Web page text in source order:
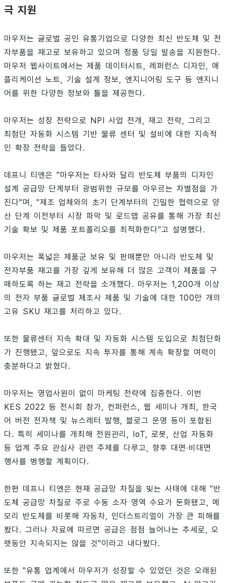
극 지원
마우저는 글로벌 공인 유통기업으로 다양한 최신 반도체 및 전
자부품을 재고로 보유하고 있으며 정품 당일 발송을 지원한다.
마우저 웹사이트에서는 제품 데이터시트, 레퍼런스 디자인, 애
플리케이션 노트, 기술 설계 정보, 엔지니어링 도구 등 엔지니
어를 위한 다양한 정보와 툴을 제공한다.
마우저는 성장 전략으로 NPI 사업 전개, 재고 전략, 그리고
최첨단 자동화 시스템 기반 물류 센터 및 설비에 대한 지속적
인 확장 전략을 들었다.
데프니 티엔은 "마우저는 타사와 달리 반도체 부품의 디자인
설계 공급망 단계부터 광범위한 규모를 아우르는 차별점을 가
진다"며, "제조 업체와의 초기 단계부터의 긴밀한 협력으로 양
산 단계 이전부터 시장 파악 및 로드맵 공유를 통해 가장 최신
기술 확보 및 제품 포트폴리오를 최적화한다"고 설명했다.
마우저는 폭넓은 제품군 보유 및 판매뿐만 아니라 반도체 및
전자부품 재고를 가장 깊게 보유해 더 많은 고객이 제품을 구
매하도록 하는 재고 전략을 소개했다. 마우저는 1,200개 이상
의 전자 부품 글로벌 제조사 제품 및 기술에 대한 100만 개의
고유 SKU 재고를 처리하고 있다.
또한 물류센터 지속 확대 및 자동화 시스템 도입으로 최첨단화
가 진행됐고, 앞으로도 지속 투자를 통해 계속 확장할 여력이
충분하다고 밝혔다.
마우저는 영업사원이 없이 마케팅 전략에 집중한다. 이번
KES 2022 등 전시회 참가, 컨퍼런스, 웹 세미나 개최, 한국
어 버전 전자책 및 뉴스레터 발행, 블로그 운영 등이 포함된
다. 특히 세미나를 개최해 전원관리, IoT, 로봇, 산업 자동화
등 업계 주요 관심사 관련 주제를 다루고, 향후 대면∙비대면
행사를 병행할 계획이다.
한편 데프니 티엔은 현재 공급망 차질을 빚는 사태에 대해 "반
도체 공급망 차질로 주로 수동 소자 영역 수요가 둔화됐고, 메
모리 반도체를 비롯해 자동차, 인더스트리얼이 가장 큰 피해를
봤다. 그러나 자료에 따르면 공급은 점점 늘어나는 추세로, 오
랫동안 지속되지는 않을 것"이라고 내다봤다.
또한 "유통 업계에서 마우저가 성장할 수 있었던 것은 오래된